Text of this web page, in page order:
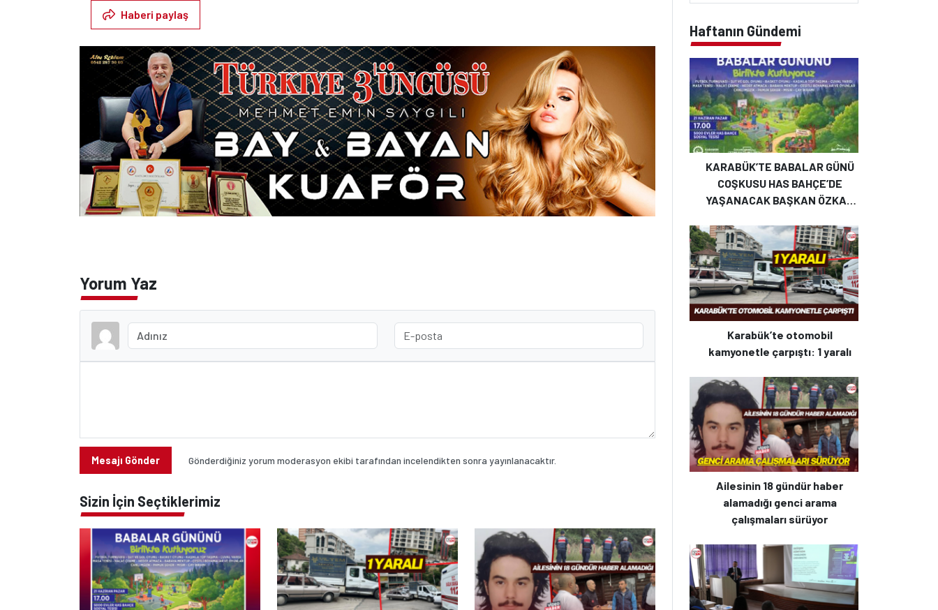
Haberi paylaş
Yorum Yaz
Mesajı Gönder Gönderdiğiniz yorum moderasyon ekibi tarafından incelendikten sonra yayınlanacaktır.
Sizin İçin Seçtiklerimiz
Haftanın Gündemi
KARABÜK’TE BABALAR GÜNÜ
COŞKUSU HAS BAHÇE’DE
YAŞANACAK BAŞKAN ÖZKAN
KUTLAMA
Karabük’te otomobil
kamyonetle çarpıştı: 1 yaralı
Ailesinin 18 gündür haber
alamadığı genci arama
çalışmaları sürüyor